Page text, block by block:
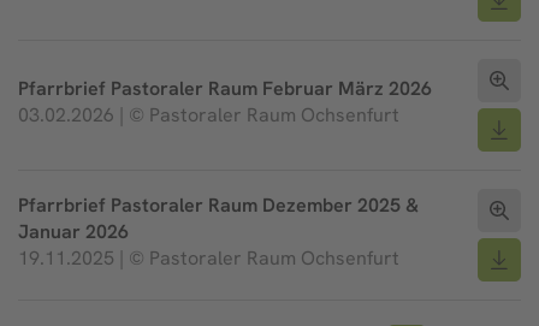
Pfarrbrief Pastoraler Raum Februar März 2026
03.02.2026 | © Pastoraler Raum Ochsenfurt
Pfarrbrief Pastoraler Raum Dezember 2025 &
Januar 2026
19.11.2025 | © Pastoraler Raum Ochsenfurt